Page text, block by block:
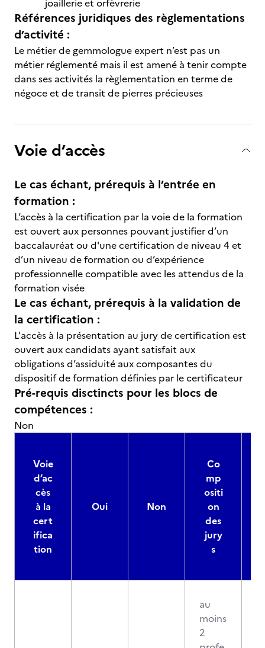
joaillerie et orfèvrerie
Références juridiques des règlementations
d’activité :
Le métier de gemmologue expert n’est pas un
métier réglementé mais il est amené à tenir compte
dans ses activités la règlementation en terme de
négoce et de transit de pierres précieuses
Voie d’accès
Le cas échant, prérequis à l’entrée en
formation :
L’accès à la certification par la voie de la formation
est ouvert aux personnes pouvant justifier d’un
baccalauréat ou d'une certification de niveau 4 et
d’un niveau de formation ou d’expérience
professionnelle compatible avec les attendus de la
formation visée
Le cas échant, prérequis à la validation de
la certification :
L'accès à la présentation au jury de certification est
ouvert aux candidats ayant satisfait aux
obligations d’assiduité aux composantes du
dispositif de formation définies par le certificateur
Pré-requis disctincts pour les blocs de
compétences :
Non
Voie
d’ac
cès
à la
cert
ifica
tion
Oui Non
Co
mp
ositi
on
des
jury
s
au
moins
2